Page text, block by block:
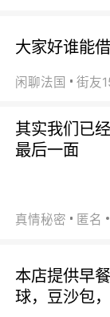
大家好谁能
闲聊法国
其实我们已
最后一面
真情秘密 匿名
本店提供早
球，豆沙包